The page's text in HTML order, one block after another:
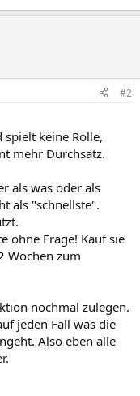
#2
spielt keine Rolle,
mehr Durchsatz.
als was oder als
als "schnellste".
ohne Frage! Kauf sie
Wochen zum
nochmal zulegen.
jeden Fall was die
Also eben alle